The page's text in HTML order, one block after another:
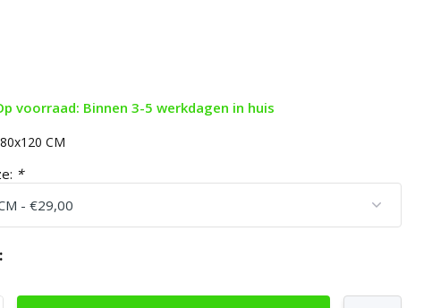
voorraad: Binnen 3-5 werkdagen in huis
CM
*